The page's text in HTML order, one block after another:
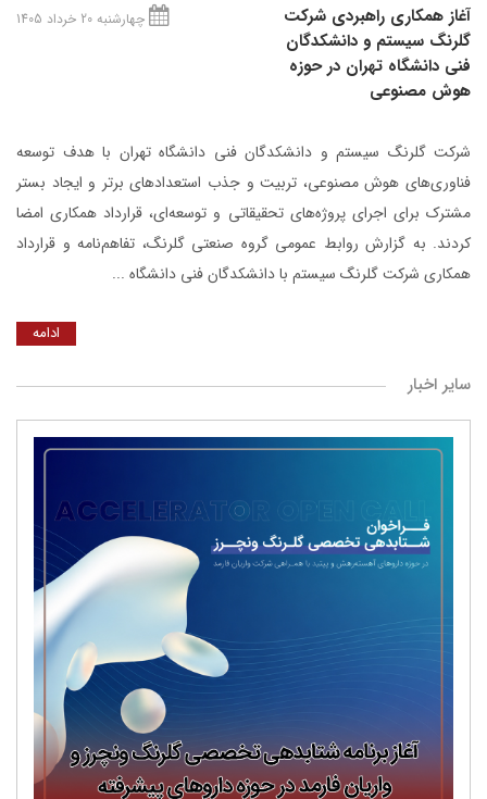
آغاز همکاری راهبردی شرکت
گلرنگ‌ سیستم و دانشکدگان
فنی دانشگاه تهران در حوزه
هوش مصنوعی
چهارشنبه 20 خرداد 1405
شرکت گلرنگ ‌سیستم و دانشکدگان فنی دانشگاه تهران با هدف توسعه
فناوری‌های هوش مصنوعی، تربیت و جذب استعدادهای برتر و ایجاد بستر
مشترک برای اجرای پروژه‌های تحقیقاتی و توسعه‌ای، قرارداد همکاری امضا
کردند. به گزارش روابط عمومی گروه صنعتی گلرنگ، تفاهم‌نامه و قرارداد
همکاری شرکت گلرنگ سیستم با دانشکدگان فنی دانشگاه ...
ادامه
سایر اخبار